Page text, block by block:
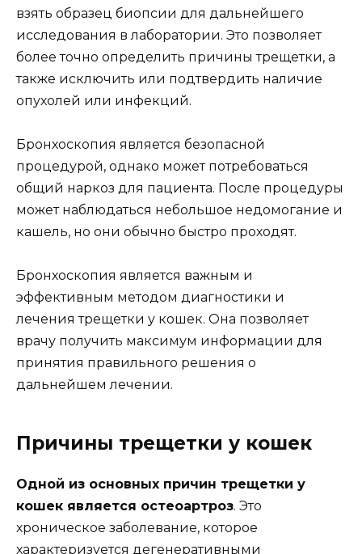
взять образец биопсии для дальнейшего
исследования в лаборатории. Это позволяет
более точно определить причины трещетки, а
также исключить или подтвердить наличие
опухолей или инфекций.
Бронхоскопия является безопасной
процедурой, однако может потребоваться
общий наркоз для пациента. После процедуры
может наблюдаться небольшое недомогание и
кашель, но они обычно быстро проходят.
Бронхоскопия является важным и
эффективным методом диагностики и
лечения трещетки у кошек. Она позволяет
врачу получить максимум информации для
принятия правильного решения о
дальнейшем лечении.
Причины трещетки у кошек
Одной из основных причин трещетки у
кошек является остеоартроз. Это
хроническое заболевание, которое
характеризуется дегенеративными